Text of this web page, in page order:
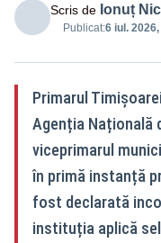
Scris de Ionuț
Publicat:6 iul.
Primarul
Agenția Națională
viceprimarul
în primă instanță
fost declarată
instituția aplică